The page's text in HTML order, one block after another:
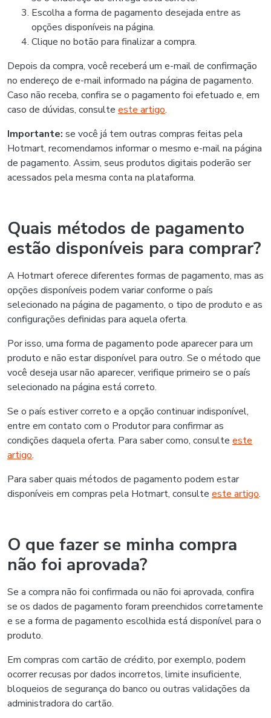
Escolha a forma de pagamento desejada entre as
opções disponíveis na página.
Clique no botão para finalizar a compra.
Depois da compra, você receberá um e-mail de confirmação
no endereço de e-mail informado na página de pagamento.
Caso não receba, confira se o pagamento foi efetuado e, em
caso de dúvidas, consulte este artigo.
Importante: se você já tem outras compras feitas pela
Hotmart, recomendamos informar o mesmo e-mail na página
de pagamento. Assim, seus produtos digitais poderão ser
acessados pela mesma conta na plataforma.
Quais métodos de pagamento
estão disponíveis para comprar?
A Hotmart oferece diferentes formas de pagamento, mas as
opções disponíveis podem variar conforme o país
selecionado na página de pagamento, o tipo de produto e as
configurações definidas para aquela oferta.
Por isso, uma forma de pagamento pode aparecer para um
produto e não estar disponível para outro. Se o método que
você deseja usar não aparecer, verifique primeiro se o país
selecionado na página está correto.
Se o país estiver correto e a opção continuar indisponível,
entre em contato com o Produtor para confirmar as
condições daquela oferta. Para saber como, consulte este
artigo.
Para saber quais métodos de pagamento podem estar
disponíveis em compras pela Hotmart, consulte este artigo.
O que fazer se minha compra
não foi aprovada?
Se a compra não foi confirmada ou não foi aprovada, confira
se os dados de pagamento foram preenchidos corretamente
e se a forma de pagamento escolhida está disponível para o
produto.
Em compras com cartão de crédito, por exemplo, podem
ocorrer recusas por dados incorretos, limite insuficiente,
bloqueios de segurança do banco ou outras validações da
administradora do cartão.